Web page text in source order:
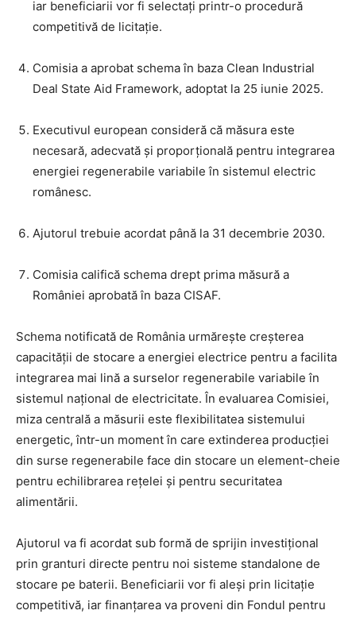
iar beneficiarii vor fi selectați printr-o procedură
competitivă de licitație.
Comisia a aprobat schema în baza Clean Industrial
Deal State Aid Framework, adoptat la 25 iunie 2025.
Executivul european consideră că măsura este
necesară, adecvată și proporțională pentru integrarea
energiei regenerabile variabile în sistemul electric
românesc.
Ajutorul trebuie acordat până la 31 decembrie 2030.
Comisia califică schema drept prima măsură a
României aprobată în baza CISAF.
Schema notificată de România urmărește creșterea
capacității de stocare a energiei electrice pentru a facilita
integrarea mai lină a surselor regenerabile variabile în
sistemul național de electricitate. În evaluarea Comisiei,
miza centrală a măsurii este flexibilitatea sistemului
energetic, într-un moment în care extinderea producției
din surse regenerabile face din stocare un element-cheie
pentru echilibrarea rețelei și pentru securitatea
alimentării.
Ajutorul va fi acordat sub formă de sprijin investițional
prin granturi directe pentru noi sisteme standalone de
stocare pe baterii. Beneficiarii vor fi aleși prin licitație
competitivă, iar finanțarea va proveni din Fondul pentru